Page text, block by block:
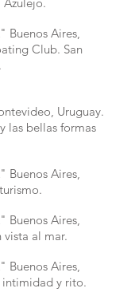
Buenos Aires,
Club. San
Uruguay.
las bellas formas
Buenos Aires,
Buenos Aires,
vista al mar.
Buenos Aires,
y rito.